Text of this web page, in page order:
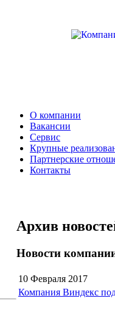
О компании
Вакансии
Сервис
Крупные
Партнерские
Контакты
Архив
Новости
10 Февраля 2017
Компания Виндекс